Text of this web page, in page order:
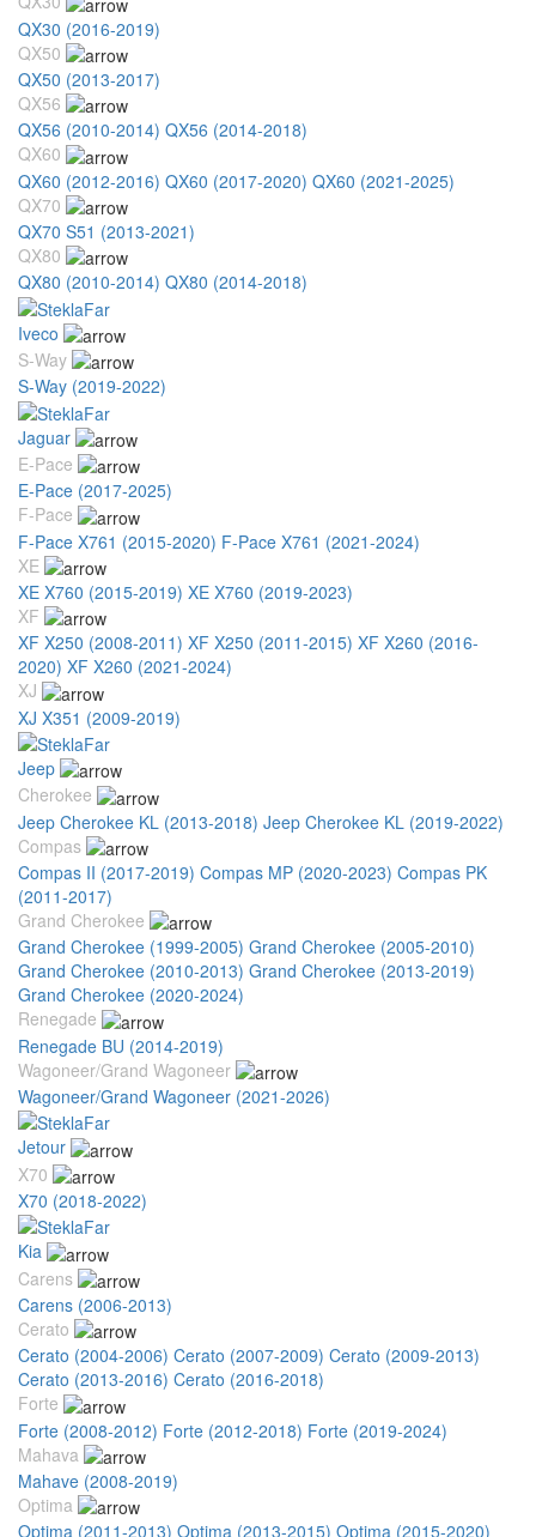
QX30 (2016-2019)
QX50
QX50 (2013-2017)
QX56
QX56 (2010-2014) QX56 (2014-2018)
QX60
QX60 (2012-2016) QX60 (2017-2020) QX60 (2021-2025)
QX70
QX70 S51 (2013-2021)
QX80
QX80 (2010-2014) QX80 (2014-2018)
Iveco
S-Way
S-Way (2019-2022)
Jaguar
E-Pace
E-Pace (2017-2025)
F-Pace
F-Pace X761 (2015-2020) F-Pace X761 (2021-2024)
XE
XE X760 (2015-2019) XE X760 (2019-2023)
XF
XF X250 (2008-2011) XF X250 (2011-2015) XF X260 (2016-
2020) XF X260 (2021-2024)
XJ
XJ X351 (2009-2019)
Jeep
Cherokee
Jeep Cherokee KL (2013-2018) Jeep Cherokee KL (2019-2022)
Compas
Compas II (2017-2019) Compas MP (2020-2023) Compas PK
(2011-2017)
Grand Cherokee
Grand Cherokee (1999-2005) Grand Cherokee (2005-2010)
Grand Cherokee (2010-2013) Grand Cherokee (2013-2019)
Grand Cherokee (2020-2024)
Renegade
Renegade BU (2014-2019)
Wagoneer/Grand Wagoneer
Wagoneer/Grand Wagoneer (2021-2026)
Jetour
X70
X70 (2018-2022)
Kia
Carens
Carens (2006-2013)
Cerato
Cerato (2004-2006) Cerato (2007-2009) Cerato (2009-2013)
Cerato (2013-2016) Cerato (2016-2018)
Forte
Forte (2008-2012) Forte (2012-2018) Forte (2019-2024)
Mahava
Mahave (2008-2019)
Optima
Optima (2011-2013) Optima (2013-2015) Optima (2015-2020)